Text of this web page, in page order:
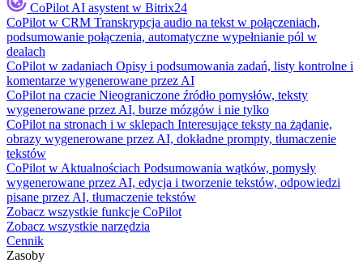
CoPilot AI asystent w Bitrix24
CoPilot w CRM Transkrypcja audio na tekst w połączeniach,
podsumowanie połączenia, automatyczne wypełnianie pól w
dealach
CoPilot w zadaniach Opisy i podsumowania zadań, listy kontrolne i
komentarze wygenerowane przez AI
CoPilot na czacie Nieograniczone źródło pomysłów, teksty
wygenerowane przez AI, burze mózgów i nie tylko
CoPilot na stronach i w sklepach Interesujące teksty na żądanie,
obrazy wygenerowane przez AI, dokładne prompty, tłumaczenie
tekstów
CoPilot w Aktualnościach Podsumowania wątków, pomysły
wygenerowane przez AI, edycja i tworzenie tekstów, odpowiedzi
pisane przez AI, tłumaczenie tekstów
Zobacz wszystkie funkcje CoPilot
Zobacz wszystkie narzędzia
Cennik
Zasoby